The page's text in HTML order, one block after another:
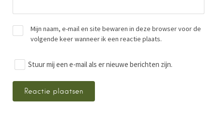
Mijn naam, e-mail en site bewaren in deze browser voor de
volgende keer wanneer ik een reactie plaats.
Stuur mij een e-mail als er nieuwe berichten zijn.